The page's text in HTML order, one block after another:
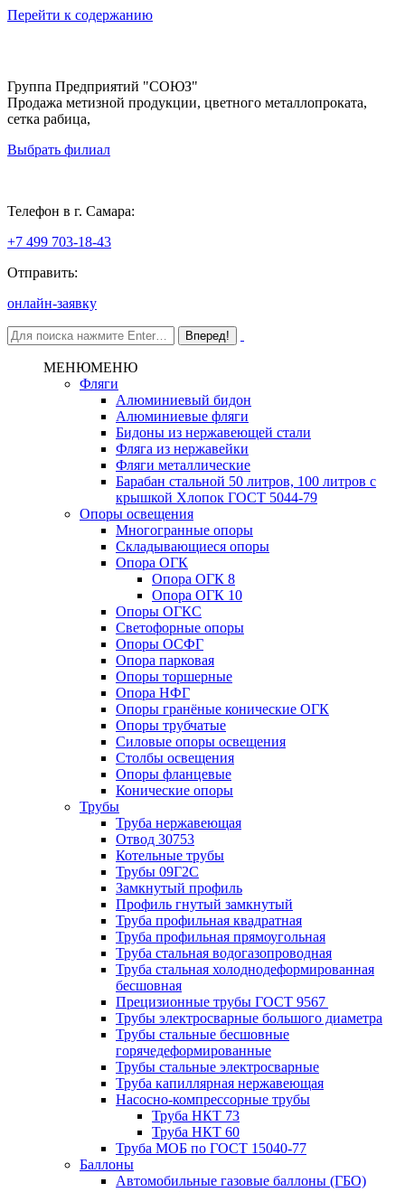
Перейти к содержанию
Группа Предприятий "СОЮЗ"
Продажа метизной продукции, цветного металлопроката,
сетка рабица,
Выбрать филиал
Телефон в г. Самара:
+7 499 703-18-43
Отправить:
онлайн-заявку
МЕНЮМЕНЮ
Фляги
Алюминиевый бидон
Алюминиевые фляги
Бидоны из нержавеющей стали
Фляга из нержавейки
Фляги металлические
Барабан стальной 50 литров, 100 литров с
крышкой Хлопок ГОСТ 5044-79
Опоры освещения
Многогранные опоры
Складывающиеся опоры
Опора ОГК
Опора ОГК 8
Опора ОГК 10
Опоры ОГКС
Светофорные опоры
Опоры ОСФГ
Опора парковая
Опоры торшерные
Опора НФГ
Опоры гранёные конические ОГК
Опоры трубчатые
Силовые опоры освещения
Столбы освещения
Опоры фланцевые
Конические опоры
Трубы
Труба нержавеющая
Отвод 30753
Котельные трубы
Трубы 09Г2С
Замкнутый профиль
Профиль гнутый замкнутый
Труба профильная квадратная
Труба профильная прямоугольная
Труба стальная водогазопроводная
Труба стальная холоднодеформированная
бесшовная
Прецизионные трубы ГОСТ 9567
Трубы электросварные большого диаметра
Трубы стальные бесшовные
горячедеформированные
Трубы стальные электросварные
Труба капиллярная нержавеющая
Насосно-компрессорные трубы
Труба НКТ 73
Труба НКТ 60
Труба МОБ по ГОСТ 15040-77
Баллоны
Автомобильные газовые баллоны (ГБО)